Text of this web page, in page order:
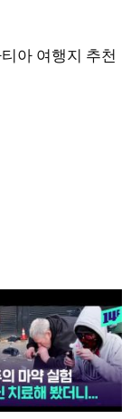
아 여행지 추천